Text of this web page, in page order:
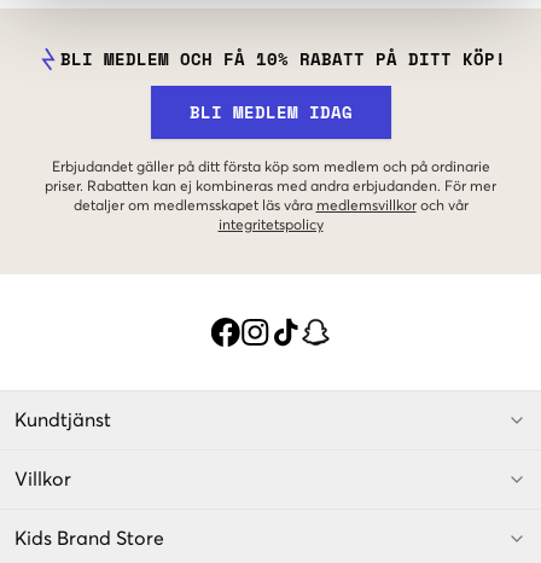
BLI MEDLEM OCH FÅ 10% RABATT PÅ DITT KÖP!
BLI MEDLEM IDAG
Erbjudandet gäller på ditt första köp som medlem och på ordinarie
priser. Rabatten kan ej kombineras med andra erbjudanden. För mer
detaljer om medlemsskapet läs våra medlemsvillkor och vår
integritetspolicy
Kundtjänst
Villkor
Kids Brand Store